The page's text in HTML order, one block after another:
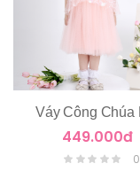
449.000đ
0